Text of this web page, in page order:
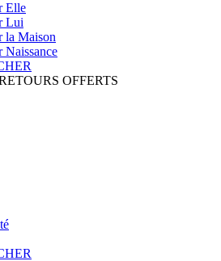
Elle
Lui
la Maison
Naissance
OFFERTS